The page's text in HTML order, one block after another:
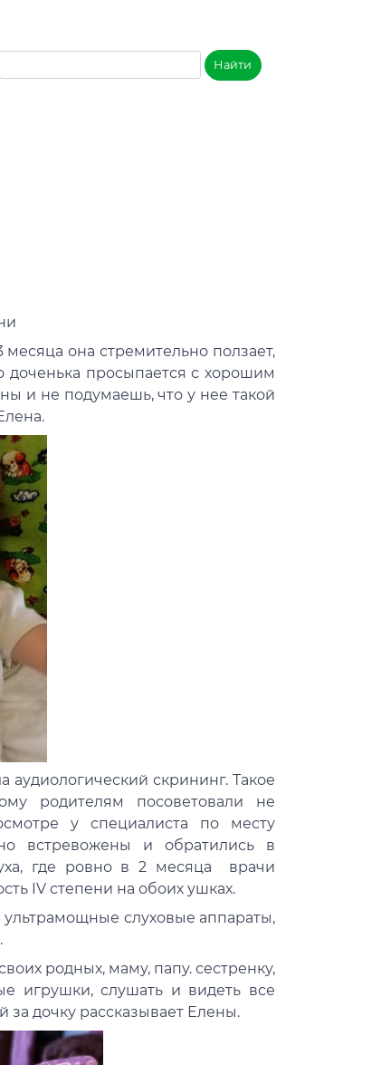
она стремительно ползает,
доченька просыпается с хорошим
и не подумаешь, что у нее такой
скрининг. Такое
родителям посоветовали не
у специалиста по месту
встревожены и обратились в
где ровно в 2 месяца врачи
IV степени на обоих ушках.
слуховые аппараты,
родных, маму, папу. сестренку,
игрушки, слушать и видеть все
за дочку рассказывает Елены.